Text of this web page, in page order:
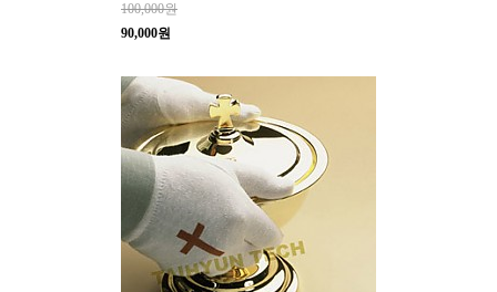
100,000원
90,000원